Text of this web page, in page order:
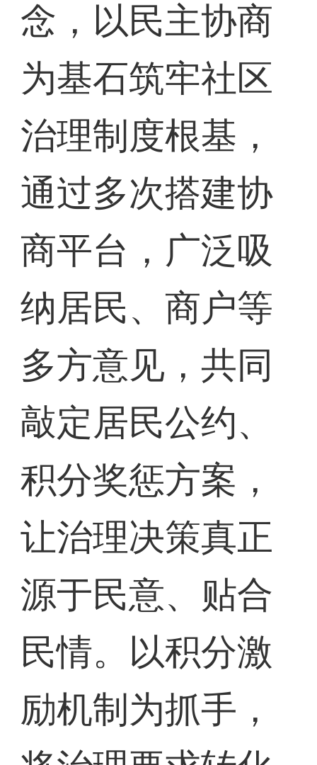
念，以民主协商
为基石筑牢社区
治理制度根基，
通过多次搭建协
商平台，广泛吸
纳居民、商户等
多方意见，共同
敲定居民公约、
积分奖惩方案，
让治理决策真正
源于民意、贴合
民情。以积分激
励机制为抓手，